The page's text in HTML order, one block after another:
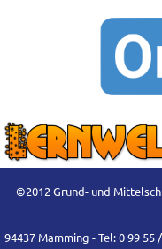
©2012 Grund- und
94437 Mamming - Tel: 0 99 55